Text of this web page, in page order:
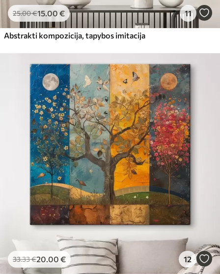
25.00€15.00 € 11
Abstrakti kompozicija, tapybos imitacija
33.33€20.00 € 12